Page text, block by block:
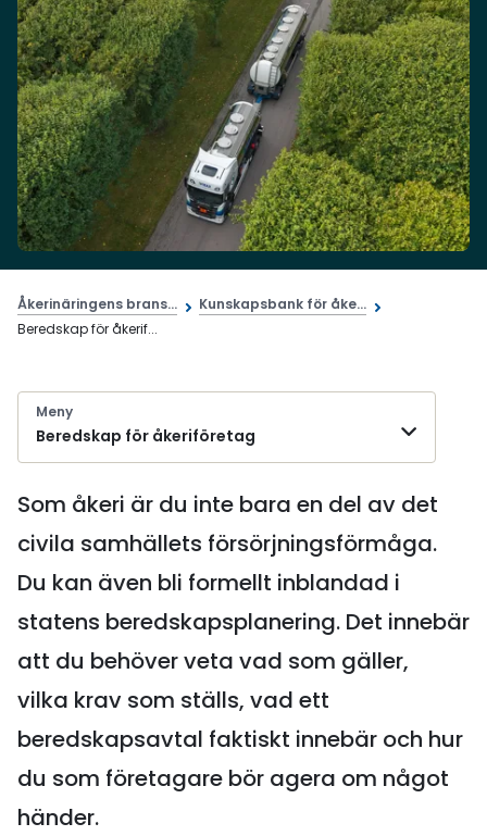
Åkerinäringens brans...
Kunskapsbank för åke...
Beredskap för åkerif...
Meny
Beredskap för åkeriföretag
Som åkeri är du inte bara en del av det
civila samhällets försörjningsförmåga.
Du kan även bli formellt inblandad i
statens beredskapsplanering. Det innebär
att du behöver veta vad som gäller,
vilka krav som ställs, vad ett
beredskapsavtal faktiskt innebär och hur
du som företagare bör agera om något
händer.